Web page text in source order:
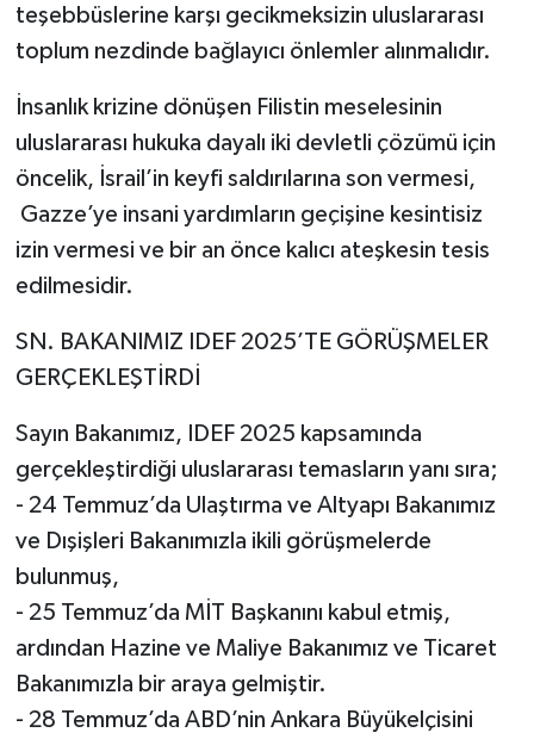
teşebbüslerine karşı gecikmeksizin uluslararası
toplum nezdinde bağlayıcı önlemler alınmalıdır.
İnsanlık krizine dönüşen Filistin meselesinin
uluslararası hukuka dayalı iki devletli çözümü için
öncelik, İsrail’in keyfi saldırılarına son vermesi,
Gazze’ye insani yardımların geçişine kesintisiz
izin vermesi ve bir an önce kalıcı ateşkesin tesis
edilmesidir.
SN. BAKANIMIZ IDEF 2025’TE GÖRÜŞMELER
GERÇEKLEŞTİRDİ
Sayın Bakanımız, IDEF 2025 kapsamında
gerçekleştirdiği uluslararası temasların yanı sıra;
- 24 Temmuz’da Ulaştırma ve Altyapı Bakanımız
ve Dışişleri Bakanımızla ikili görüşmelerde
bulunmuş,
- 25 Temmuz’da MİT Başkanını kabul etmiş,
ardından Hazine ve Maliye Bakanımız ve Ticaret
Bakanımızla bir araya gelmiştir.
- 28 Temmuz’da ABD’nin Ankara Büyükelçisini